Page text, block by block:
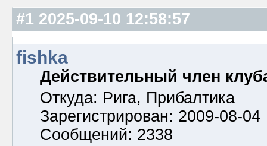
#1 2025-09-10 12:58:57
fishka
Действительный член
Откуда: Рига, Прибалтика
Зарегистрирован: 2009-08-04
Сообщений: 2338